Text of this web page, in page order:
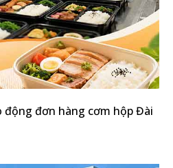
động đơn hàng cơm hộp Đài